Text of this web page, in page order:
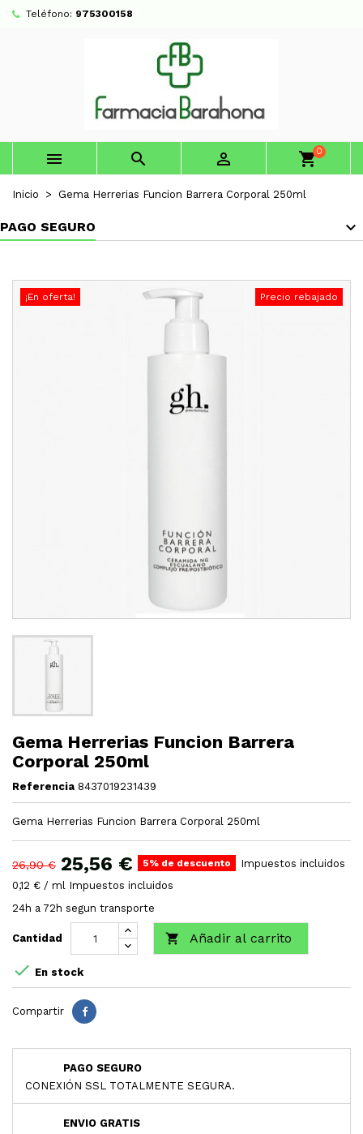
Teléfono: 975300158
   shopping_cart0
Inicio Gema Herrerias Funcion Barrera Corporal 250ml
PAGO SEGURO
¡En oferta! Precio rebajado
Gema Herrerias Funcion Barrera
Corporal 250ml
Referencia 8437019231439
Gema Herrerias Funcion Barrera Corporal 250ml
26,90 € 25,56 € 5% de descuento
Impuestos incluidos
0,12 € / ml Impuestos incluidos
24h a 72h segun transporte
Cantidad  Añadir al carrito
 En stock
Compartir
PAGO SEGURO
CONEXIÓN SSL TOTALMENTE SEGURA.
ENVIO GRATIS